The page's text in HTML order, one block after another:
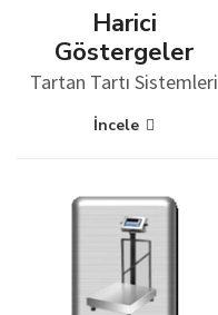
Harici
Göstergeler
Tartan Tartı Sistemleri
İncele